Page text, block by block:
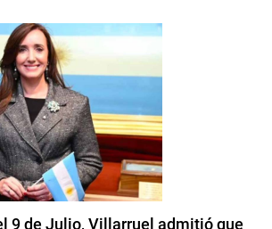
9 de Julio, Villarruel admitió que